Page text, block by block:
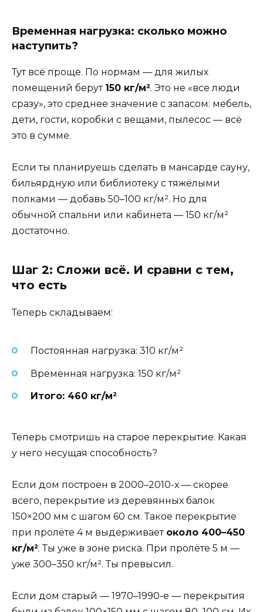
Временная нагрузка: сколько можно
наступить?
Тут всё проще. По нормам — для жилых
помещений берут 150 кг/м². Это не «все люди
сразу», это среднее значение с запасом: мебель,
дети, гости, коробки с вещами, пылесос — всё
это в сумме.
Если ты планируешь сделать в мансарде сауну,
бильярдную или библиотеку с тяжёлыми
полками — добавь 50–100 кг/м². Но для
обычной спальни или кабинета — 150 кг/м²
достаточно.
Шаг 2: Сложи всё. И сравни с тем,
что есть
Теперь складываем:
Постоянная нагрузка: 310 кг/м²
Временная нагрузка: 150 кг/м²
Итого: 460 кг/м²
Теперь смотришь на старое перекрытие. Какая
у него несущая способность?
Если дом построен в 2000–2010-х — скорее
всего, перекрытие из деревянных балок
150×200 мм с шагом 60 см. Такое перекрытие
при пролёте 4 м выдерживает около 400–450
кг/м². Ты уже в зоне риска. При пролёте 5 м —
уже 300–350 кг/м². Ты превысил.
Если дом старый — 1970–1990-е — перекрытия